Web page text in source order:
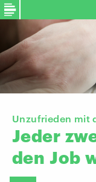
Unzufrieden mit
Jeder
den Job